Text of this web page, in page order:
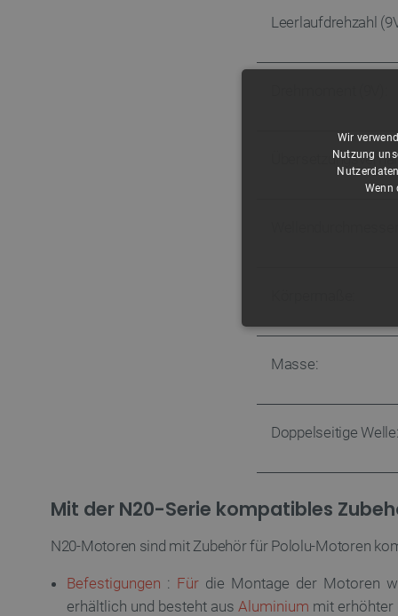
Leerlaufdrehzahl
Masse:
Doppelseitige Welle:
Mit der N20-Serie kompatibles
N20-Motoren sind mit Zubehör für Pololu-Motoren
Befestigungen : Für die Montage der Motoren
erhältlich und besteht aus Aluminium mit erhöhter
Wir
Nutzung
Wenn
Name